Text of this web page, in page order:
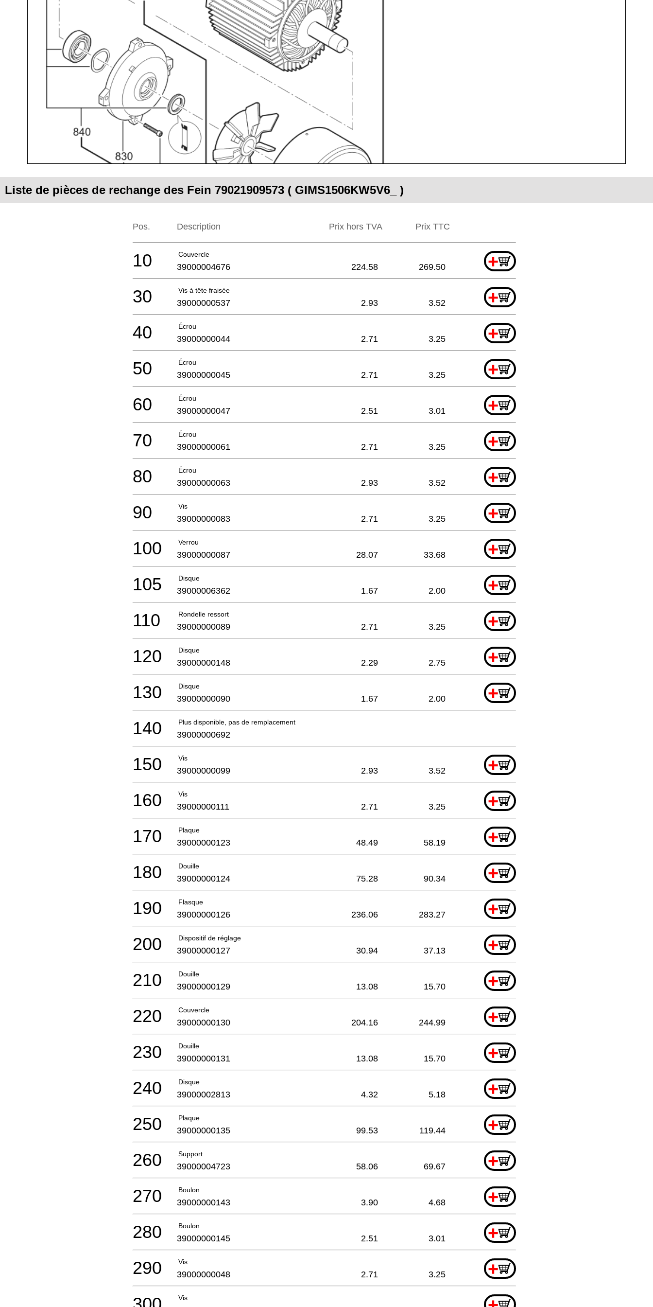
Liste de pièces de rechange des Fein 79021909573 ( GIMS1506KW5V6_ )
Pos. Description Prix hors TVA Prix ​​TTC
Couvercle +
10 39000004676 224.58 269.50
Vis à tête fraisée +
30 39000000537 2.93 3.52
Écrou +
40 39000000044 2.71 3.25
Écrou +
50 39000000045 2.71 3.25
Écrou +
60 39000000047 2.51 3.01
Écrou +
70 39000000061 2.71 3.25
Écrou +
80 39000000063 2.93 3.52
Vis +
90 39000000083 2.71 3.25
Verrou +
100 39000000087 28.07 33.68
Disque +
105 39000006362 1.67 2.00
Rondelle ressort +
110 39000000089 2.71 3.25
Disque +
120 39000000148 2.29 2.75
Disque +
130 39000000090 1.67 2.00
Plus disponible, pas de remplacement
140 39000000692
Vis +
150 39000000099 2.93 3.52
Vis +
160 39000000111 2.71 3.25
Plaque +
170 39000000123 48.49 58.19
Douille +
180 39000000124 75.28 90.34
Flasque +
190 39000000126 236.06 283.27
Dispositif de réglage +
200 39000000127 30.94 37.13
Douille +
210 39000000129 13.08 15.70
Couvercle +
220 39000000130 204.16 244.99
Douille +
230 39000000131 13.08 15.70
Disque +
240 39000002813 4.32 5.18
Plaque +
250 39000000135 99.53 119.44
Support +
260 39000004723 58.06 69.67
Boulon +
270 39000000143 3.90 4.68
Boulon +
280 39000000145 2.51 3.01
Vis +
290 39000000048 2.71 3.25
Vis